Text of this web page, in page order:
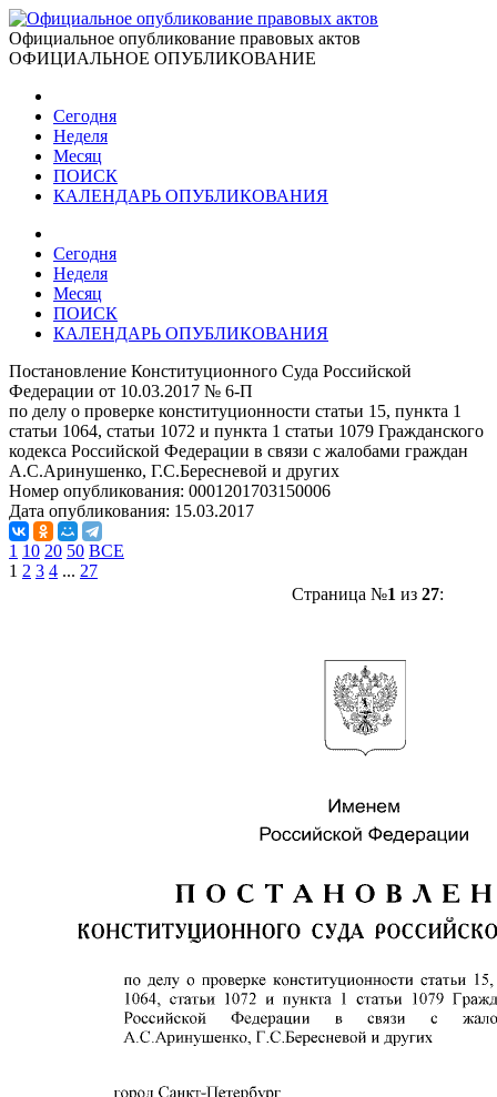
Официальное опубликование правовых актов
ОФИЦИАЛЬНОЕ ОПУБЛИКОВАНИЕ
Сегодня
Неделя
Месяц
ПОИСК
КАЛЕНДАРЬ ОПУБЛИКОВАНИЯ
Сегодня
Неделя
Месяц
ПОИСК
КАЛЕНДАРЬ ОПУБЛИКОВАНИЯ
Постановление Конституционного Суда Российской
Федерации от 10.03.2017 № 6-П
по делу о проверке конституционности статьи 15, пункта 1
статьи 1064, статьи 1072 и пункта 1 статьи 1079 Гражданского
кодекса Российской Федерации в связи с жалобами граждан
А.С.Аринушенко, Г.С.Бересневой и других
Номер опубликования: 0001201703150006
Дата опубликования: 15.03.2017
1 10 20 50 ВСЕ
1 2 3 4 ... 27
Страница №1 из 27: